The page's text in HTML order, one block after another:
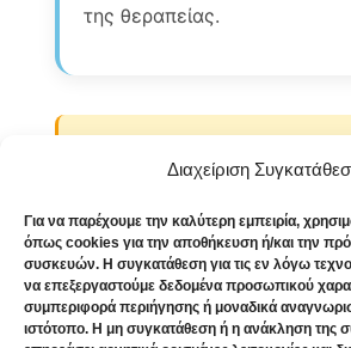
Διαχείριση
Για να παρέχουμε την καλύτερη εμπειρία,
όπως cookies για την αποθήκευση ή/και την
συσκευών. Η συγκατάθεση για τις εν λόγω
να επεξεργαστούμε δεδομένα προσωπικού
συμπεριφορά περιήγησης ή μοναδικά
ιστότοπο. Η μη συγκατάθεση ή η ανάκληση της
της θεραπείας.
θεραπευτικής βελτίωσης είναι
αναφέρονται προέρχονται από
κάθε ασθενούς στην ερώτηση
πιστεύετε ότι είστε;” και
προσωπική τους εκτίμηση για τη
βελτίωση της ποιότητας ζωής.